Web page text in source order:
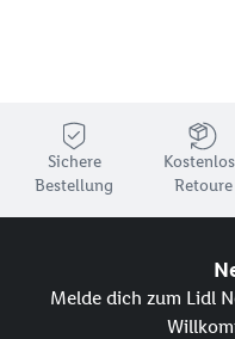
Sichere
Bestellung
Retoure
Melde dich zum Lidl